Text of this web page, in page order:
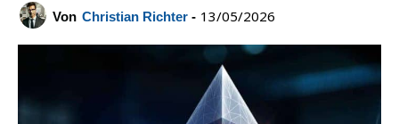
Von Christian Richter - 13/05/2026